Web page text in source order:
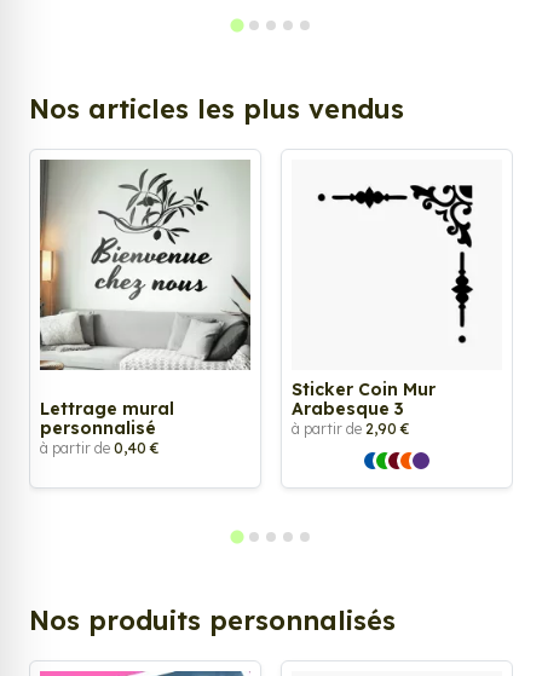
Nos articles les plus vendus
Lettrage mural
personnalisé
à partir de 0,40 €
Sticker Coin Mur
Arabesque 3
à partir de 2,90 €
Nos produits personnalisés